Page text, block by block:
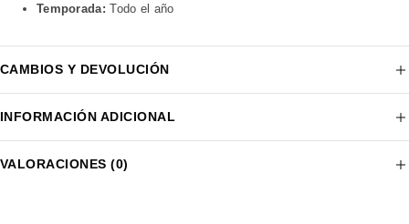
Temporada: Todo el año
CAMBIOS Y DEVOLUCIÓN
INFORMACIÓN ADICIONAL
VALORACIONES (0)